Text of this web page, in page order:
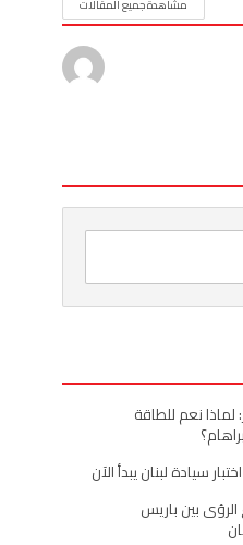
مشاهدة جميع المقالات
لماذا نعم للطاقة
سيادة لبنان يبدأ الآن
بين باريس